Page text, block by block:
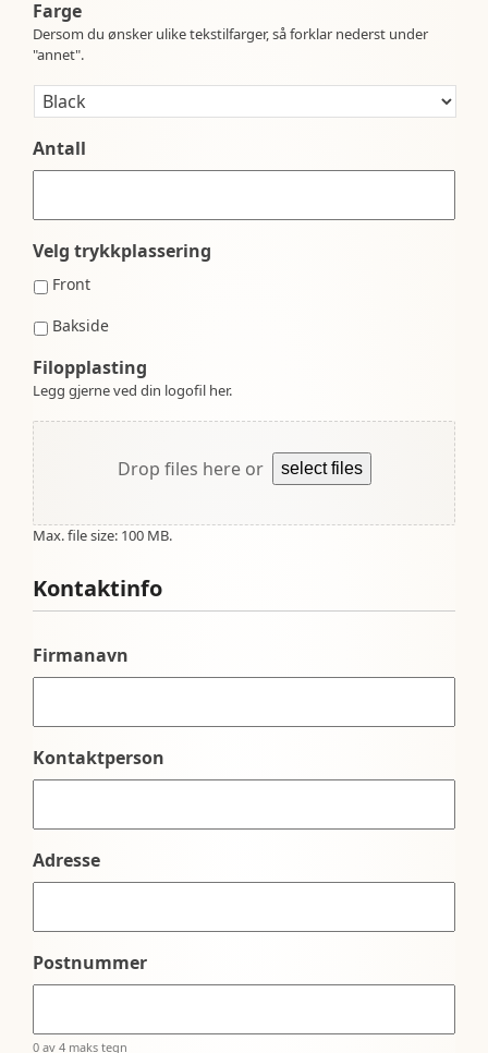
Farge
Dersom du ønsker ulike tekstilfarger, så forklar nederst under
"annet".
Antall
Velg trykkplassering
Front
Bakside
Filopplasting
Legg gjerne ved din logofil her.
Drop files here or select files
Max. file size: 100 MB.
Kontaktinfo
Firmanavn
Kontaktperson
Adresse
Postnummer
0 av 4 maks tegn